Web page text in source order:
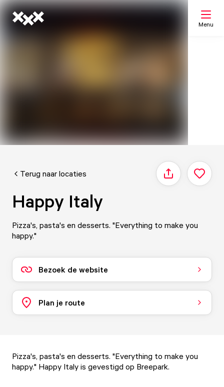
Menu
Terug naar locaties Delen
Happy Italy
Pizza's, pasta's en desserts. "Everything to make you
happy."
Bezoek de website
Plan je route
Pizza's, pasta's en desserts. "Everything to make you
happy." Happy Italy is gevestigd op Breepark.